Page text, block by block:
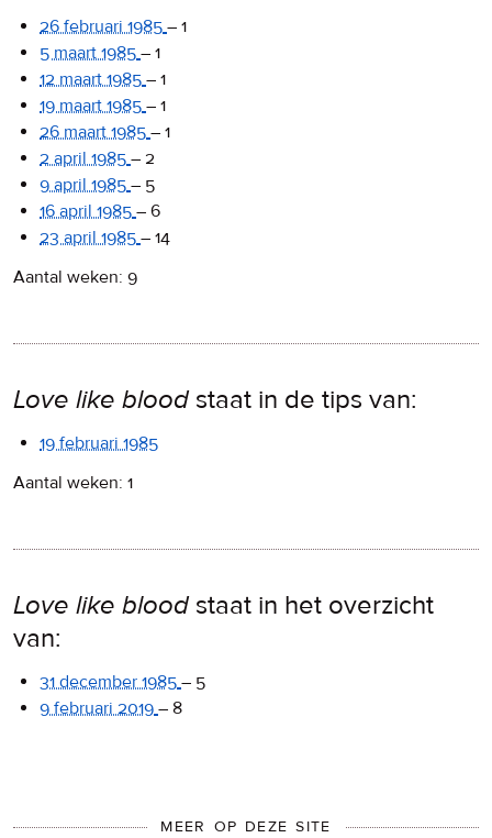
26 februari 1985 – 1
5 maart 1985 – 1
12 maart 1985 – 1
19 maart 1985 – 1
26 maart 1985 – 1
2 april 1985 – 2
9 april 1985 – 5
16 april 1985 – 6
23 april 1985 – 14
Aantal weken: 9
Love like bloodstaat in de tips van:
19 februari 1985
Aantal weken: 1
Love like bloodstaat in het overzicht
van:
31 december 1985 – 5
9 februari 2019 – 8
MEER OP DEZE SITE